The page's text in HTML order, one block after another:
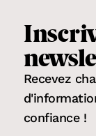
Recevez
confiance !